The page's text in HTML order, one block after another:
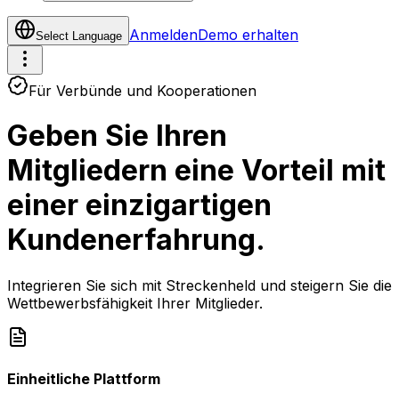
Select Language AnmeldenDemo erhalten
Für Verbünde und Kooperationen
Geben Sie Ihren
Mitgliedern eine Vorteil mit
einer einzigartigen
Kundenerfahrung.
Integrieren Sie sich mit Streckenheld und steigern Sie die
Wettbewerbsfähigkeit Ihrer Mitglieder.
Einheitliche Plattform